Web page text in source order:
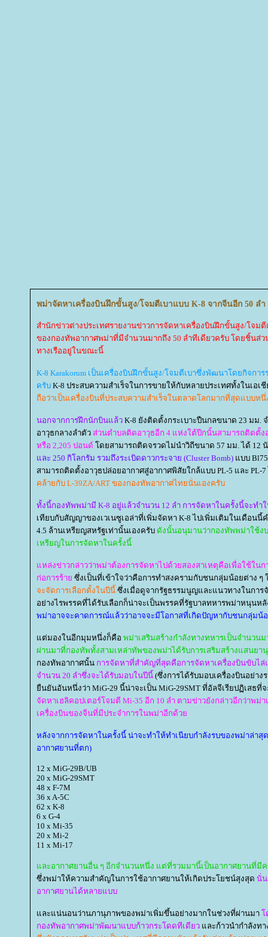
พม่าจัดหาเครื่องบินฝึกขั้นสูง/โจมตีเบาแบบ K-8 จากจีนอีก 50 ลำ
สำนักข่าวต่างประเทศรายงานข่าวการจัดหาเครื่องบินฝึกขั้นสูง/โจมตี
ของกองทัพอากาศพม่าที่มีจำนวนมากถึง 50 ลำทีเดียวครับ โดยชิ้นส่
ทางเรืออยู่ในขณะนี้
K-8 Karakorum เป็นเครื่องบินฝึกขั้นสูง/โจมตีเบาซึ่งพัฒนาโดยกิจกา
ครับ K-8 ประสบความสำเร็จในการขายให้กับหลายประเทศทั้งในเอเ
ถือว่าเป็นเครื่องบินที่ประสบความสำเร็จในตลาดโลกมากที่สุดแบบห
นอกจากการฝึกนักบินแล้ว K-8 ยังติดตั้งกระเบาะปืนกลขนาด 23 มม.
อาวุธกลางลำตัว ส่วนตำบลติดอาวุธอีก 4 แห่งใต้ปีกนั้นสามารถติดตั้ง
หรือ 2,205 ปอนด์ ดยสามารถติดจรวดไม่นำวิถีขนาด 57 มม. ได้ 12
ละ 250 กิโลกรัม รวมถึงระเบิดดาวกระจาย (Cluster Bomb) บบ
สามารถติดตั้งอาวุธปล่อยอากาศสู่อากาศพิสัยใกล้แบบ PL-5 และ PL-
คล้ายกับ L-39ZA/ART ของกองทัพอากาศไทยนั่นเองครับ
ทั้งนี้กองทัพพม่ามี K-8 อยู่แล้วจำนวน 12 ลำ การจัดหาในครั้งนี้จะทำ
เทียบกับสัญญาของเวเนซูเอล่าที่เพิ่มจัดหา K-8 ไปเพิ่มเติมในเดือน
4.5 ล้านเหรียญสหรัฐเท่านั้นเองครับ ดังนั้นอนุมานว่ากองทัพพม่าใช้ง
เหรียญในการจัดหาในครั้งนี้
หล่งข่าวกล่าวว่าพม่าต้องการจัดหาไปด้วยสองสาเหตุคือเพื่อใช้ในก
ก่อการร้า ซึ่งเป็นที่เข้าใจว่าคือการทำสงครามกับชนกลุ่มน้อยต่าง ๆ
จะจัดการเลือกตั้งในปีนี้ ซึ่งเมื่อดูจากรัฐธรรมนูญและแนวทางในการ
อย่างไรพรรคที่ได้รับเลือกก็น่าจะเป็นพรรคที่รัฐบาลทหารพม่าหนุน
พม่าอาจจะคาดการณ์แล้วว่าอาจจะมีโอกาสที่เกิดปัญหากับชนกลุ่มน้
ต่มองในอีกมุมหนึ่งก็คือ พม่าเสริมสร้างกำลังทางทหารเป็นจำนวน
ผ่านมาที่กองทัพทั้งสามเหล่าทัพของพม่าได้รับการเสริมสร้างแสนยา
กองทัพอากาศนั้น การจัดหาที่สำคัญที่สุดคือการจัดหาเครื่องบินขับไล่
จำนวน 20 ลำซึ่งจะได้รับมอบในปีนี้ (ซึ่งการได้รับมอบเครื่องบินอย่าง
นยันอันหนึ่งว่า MiG-29 นี้น่าจะเป็น MiG-29SMT ที่อัลจีเรียปฏิเสธที่
จัดหาเฮลิคอปเตอร์โจมตี Mi-35 อีก 10 ลำ ตามข่าวยังกล่าวอีกว่าพม่า
เครื่องบินของจีนที่มีประจำการในพม่าอีกด้ว
หลังจากการจัดหาในครั้งนี้ น่าจะทำให้ทำเนียบกำลังรบของพม่าล่าสุ
อากาศยานที่ตก)
12 x MiG-29B/UB
20 x MiG-29SMT
48 x F-7M
36 x A-5C
62 x K-8
6 x G-4
10 x Mi-35
20 x Mi-2
11 x Mi-17
ละอากาศยานอื่น ๆ อีกจำนวนหนึ่ง แต่ที่รวมมานี้เป็นอากาศยานที่มีค
ซึ่งพม่าให้ความสำคัญในการใช้อากาศยานให้เกิดประโยชน์สุงสุด นั่น
อากาศยานได้หลายแบบ
ละแน่นอนว่านภานุภาพของพม่าเพิ่มขึ้นอย่างมากในช่วงที่ผ่านมา ด
กองทัพอากาศพม่าพัฒนาแบบก้าวกระโดดทีเดียว ละก้าวนำกำลังทา